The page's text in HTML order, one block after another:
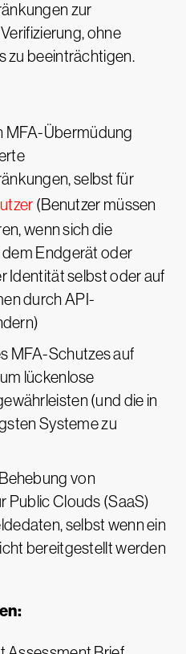
zur
ohne
zu beeinträchtigen.
MFA-Übermüdung
selbst für
(Benutzer müssen
wenn sich die
dem Endgerät oder
Identität selbst oder auf
durch API-
MFA-Schutzes auf
lückenlose
(und die in
Systeme zu
von
Public Clouds (SaaS)
selbst wenn ein
bereitgestellt werden